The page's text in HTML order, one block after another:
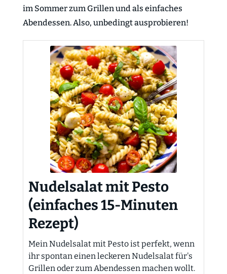
im Sommer zum Grillen und als einfaches
Abendessen. Also, unbedingt ausprobieren!
Nudelsalat mit Pesto
(einfaches 15-Minuten
Rezept)
Mein Nudelsalat mit Pesto ist perfekt, wenn
ihr spontan einen leckeren Nudelsalat für's
Grillen oder zum Abendessen machen wollt.